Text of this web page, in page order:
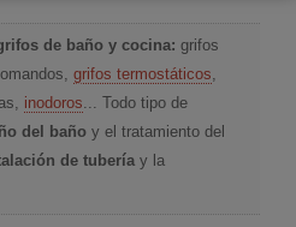
de baño y cocina: grifos
grifos termostáticos
inodoros ... Todo tipo de
del baño y el tratamiento del
de tubería y la